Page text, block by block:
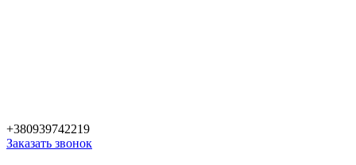
+380939742219
Заказать звонок